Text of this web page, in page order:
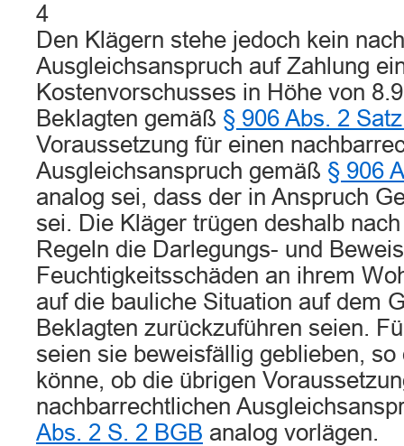
4
Den Klägern stehe jedoch kein
Ausgleichsanspruch auf Zahlung
Kostenvorschusses in Höhe von
Beklagten gemäß § 906 Abs. 2
Voraussetzung für einen
Ausgleichsanspruch gemäß § 906
analog sei, dass der in Anspruch
sei. Die Kläger trügen deshalb
Regeln die Darlegungs- und
Feuchtigkeitsschäden an ihrem
auf die bauliche Situation auf dem
Beklagten zurückzuführen seien.
seien sie beweisfällig geblieben,
könne, ob die übrigen
nachbarrechtlichen
Abs. 2 S. 2 BGB analog vorlägen.